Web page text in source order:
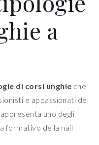
a
di corsi unghie che
e appassionati del
uno degli
formativo della nail